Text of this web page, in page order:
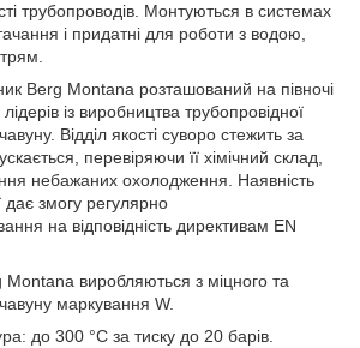
трубопроводів. Монтуються в системах
і придатні для роботи з водою,
Berg Montana розташований на півночі
лідерів із виробництва трубопровідної
Відділ якості суворо стежить за
перевіряючи її хімічний склад,
небажаних охолодження. Наявність
дає змогу регулярно
на відповідність директивам EN
виробляються з міцного та
маркування W.
до 300 °C за тиску до 20 барів.